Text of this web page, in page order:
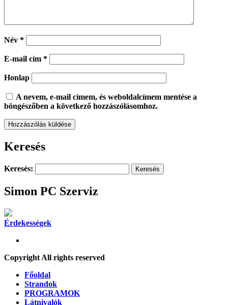
Név *
E-mail cím *
Honlap
A nevem, e-mail címem, és weboldalcímem mentése a
böngészőben a következő hozzászólásomhoz.
Keresés
Keresés:
Simon PC Szerviz
Érdekességek
Copyright All rights reserved
Főoldal
Strandok
PROGRAMOK
Látnivalók